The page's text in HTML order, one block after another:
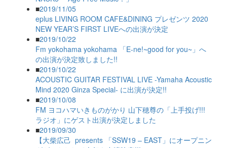
■2019/11/05
eplus LIVING ROOM CAFE&DINING プレゼンツ 2020
NEW YEAR’S FIRST LIVEへの出演が決定
■2019/10/22
Fm yokohama yokohama 「E-ne!~good for you~」へ
の出演が決定致しました!!
■2019/10/22
ACOUSTIC GUITAR FESTIVAL LIVE -Yamaha Acoustic
Mind 2020 Ginza Special- に出演が決定!!
■2019/10/08
FM ヨコハマいきものがかり 山下穂尊の「上手投げ!!!
ラジオ」にゲスト出演が決定しました
■2019/09/30
【大柴広己 presents 「SSW19 – EAST」にオープニン